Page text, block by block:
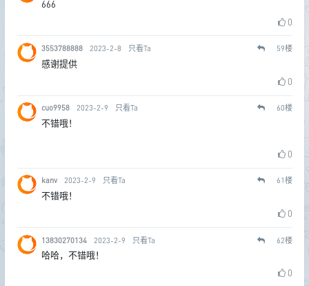
666
0
3553788888 2023-2-8 只看Ta 59楼
感谢提供
0
cuo9958 2023-2-9 只看Ta 60楼
不错哦！
0
kanv 2023-2-9 只看Ta 61楼
不错哦！
0
13830270134 2023-2-9 只看Ta 62楼
哈哈，不错哦！
0